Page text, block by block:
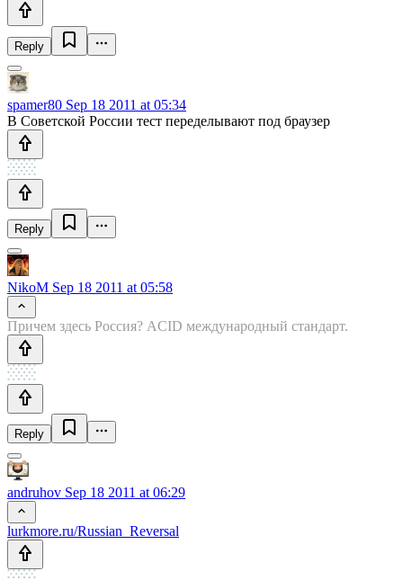
Reply
spamer80 Sep 18 2011 at 05:34
В Советской России тест переделывают под браузер
Reply
NikoM Sep 18 2011 at 05:58
Причем здесь Россия? ACID международный стандарт.
Reply
andruhov Sep 18 2011 at 06:29
lurkmore.ru/Russian_Reversal